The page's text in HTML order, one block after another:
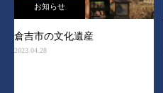
お知らせ
倉吉市の文化遺産
2023.04.28